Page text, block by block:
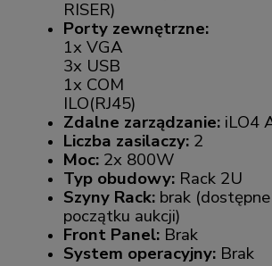
RISER)
Porty zewnętrzne:
1x VGA
3x USB
1x COM
ILO(RJ45)
Zdalne zarządzanie: iLO4
Liczba zasilaczy: 2
Moc: 2x 800W
Typ obudowy: Rack 2U
Szyny Rack: brak
początku aukcji)
Front Panel: Brak
System operacyjny: Brak